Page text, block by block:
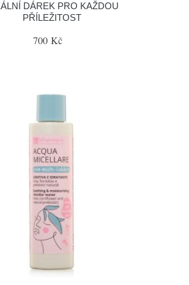
DÁREK PRO KAŽDOU
PŘÍLEŽITOST
700 Kč